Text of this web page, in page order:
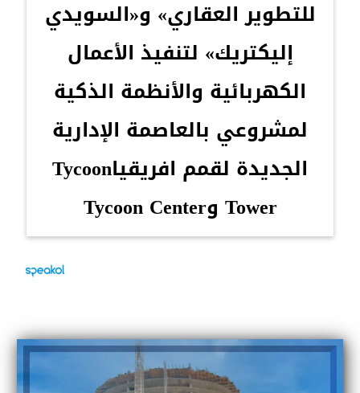
للتطوير العقاري» و«السويدي
إليكتريك» لتنفيذ الأعمال
الكهربائية والأنظمة الذكية
لمشروعي بالعاصمة الإدارية
الجديدة لقمم افريقياTycoon
Tower وTycoon Center